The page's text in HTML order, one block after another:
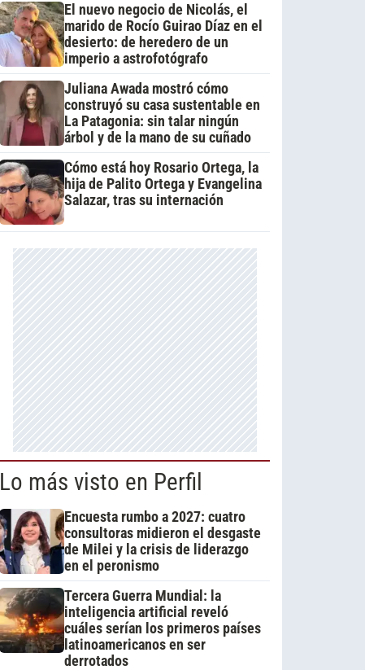
El nuevo negocio de Nicolás, el
marido de Rocío Guirao Díaz en el
desierto: de heredero de un
imperio a astrofotógrafo
Juliana Awada mostró cómo
construyó su casa sustentable en
La Patagonia: sin talar ningún
árbol y de la mano de su cuñado
Cómo está hoy Rosario Ortega, la
hija de Palito Ortega y Evangelina
Salazar, tras su internación
Lo más visto en Perfil
Encuesta rumbo a 2027: cuatro
consultoras midieron el desgaste
de Milei y la crisis de liderazgo
en el peronismo
Tercera Guerra Mundial: la
inteligencia artificial reveló
cuáles serían los primeros países
latinoamericanos en ser
derrotados